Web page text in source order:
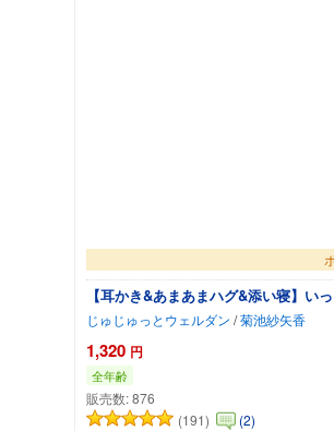
【耳かき&あまあまハグ&添い寝】い
じゅじゅっとウェルダン /菊池紗矢香
1,320 円
全年齢
販売数:876
(191)
(2)